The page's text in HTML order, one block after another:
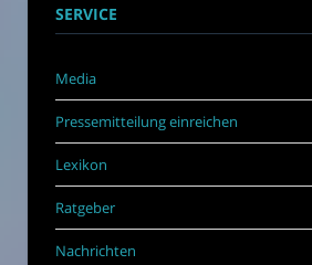
SERVICE
Media
Pressemitteilung einreichen
Lexikon
Ratgeber
Nachrichten